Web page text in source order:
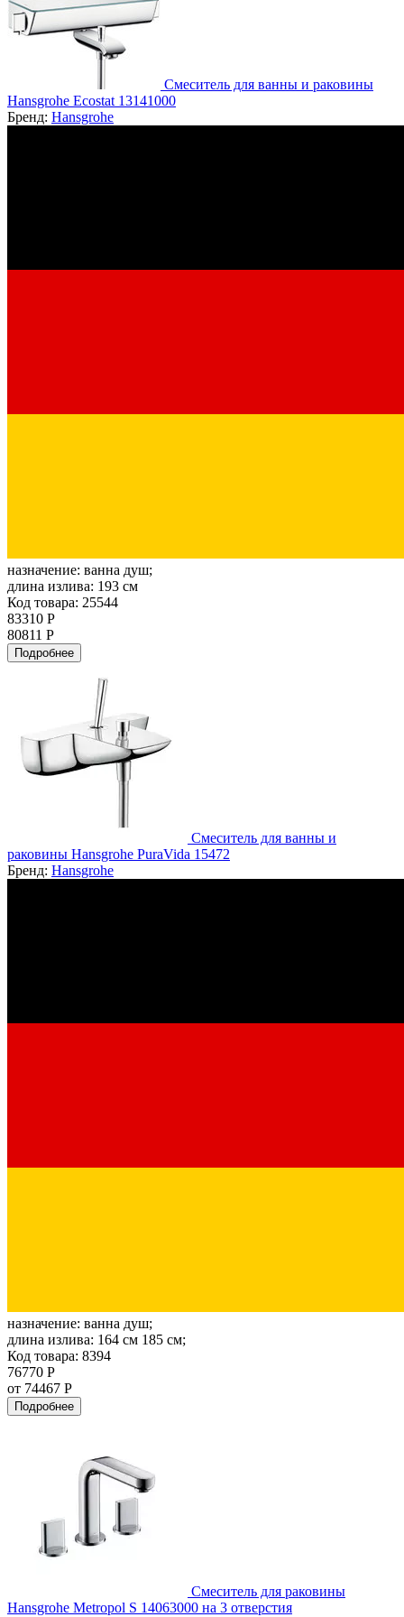
Смеситель для ванны и раковины
Hansgrohe Ecostat 13141000
Бренд: Hansgrohe
назначение: ванна душ;
длина излива: 193 см
Код товара: 25544
83310 Р
80811 Р
Подробнее
Смеситель для ванны и
раковины Hansgrohe PuraVida 15472
Бренд: Hansgrohe
назначение: ванна душ;
длина излива: 164 см 185 см;
Код товара: 8394
76770 Р
от 74467 Р
Подробнее
Смеситель для раковины
Hansgrohe Metropol S 14063000 на 3 отверстия